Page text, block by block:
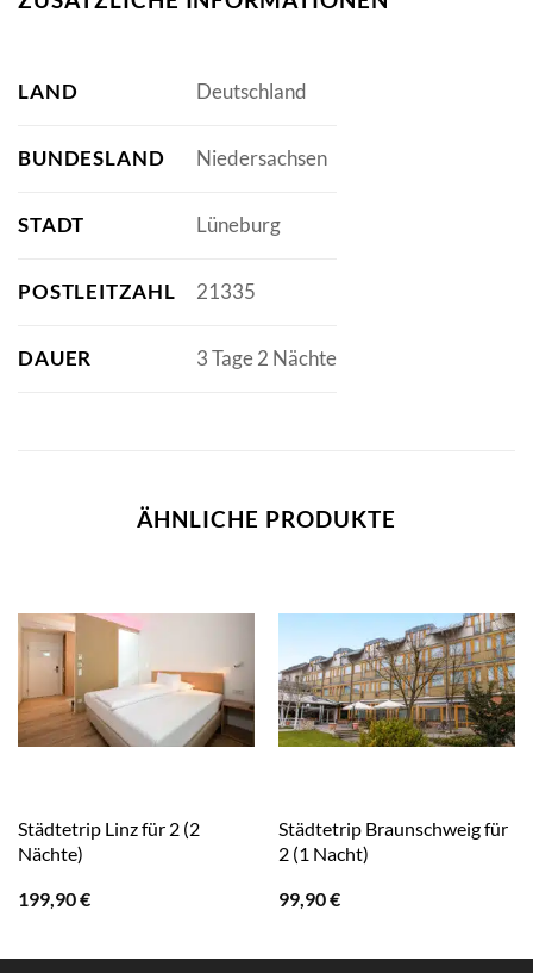
LAND Deutschland
BUNDESLAND Niedersachsen
STADT Lüneburg
POSTLEITZAHL 21335
DAUER 3 Tage 2 Nächte
ÄHNLICHE PRODUKTE
Städtetrip Linz für 2 (2
Nächte)
199,90€
Städtetrip Braunschweig für
2 (1 Nacht)
99,90€